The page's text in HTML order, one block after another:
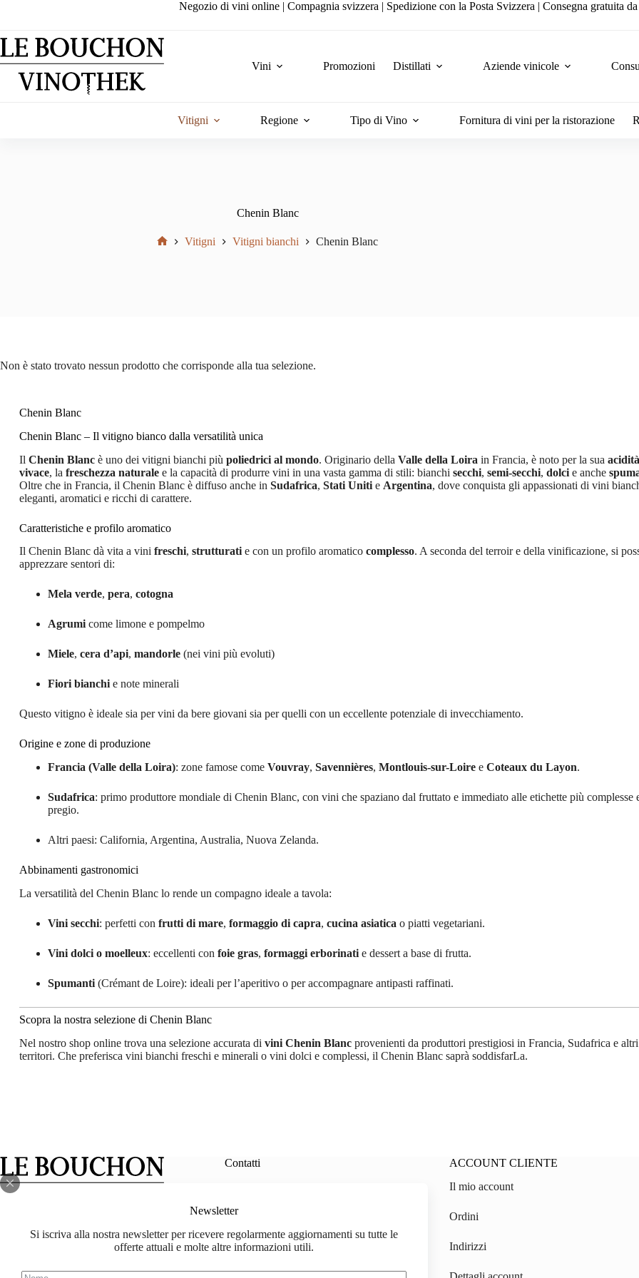
Newsletter
Si iscriva alla nostra newsletter per ricevere regolarmente aggiornamenti su tutte le
offerte attuali e molte altre informazioni utili.
Negozio di vini online | Compagnia svizzera | Spedizione con la Posta Svizzera | Consegna gratuita
Vini Promozioni Distillati Aziende vinicole
Vitigni Regione Tipo di Vino Fornitura di vini per la ristorazione
Chenin Blanc
Vitigni Vitigni bianchi Chenin Blanc
Non è stato trovato nessun prodotto che corrisponde alla tua selezione.
Chenin Blanc
Chenin Blanc – Il vitigno bianco dalla versatilità unica
Il Chenin Blancè uno dei vitigni bianchi più poliedrici al mondo. Originario della Valle della Loira in Francia, è noto per la sua acidità
vivace, la freschezza naturalee la capacità di produrre vini in una vasta gamma di stili: bianchi secchi, semi-secchi, dolcie anche
Oltre che in Francia, il Chenin Blanc è diffuso anche in Sudafrica, Stati Unitie Argentina, dove conquista gli appassionati di vini
eleganti, aromatici e ricchi di carattere.
Caratteristiche e profilo aromatico
Il Chenin Blanc dà vita a vini freschi, strutturatie con un profilo aromatico complesso. A seconda del terroir e della vinificazione, si
apprezzare sentori di:
Mela verde, pera, cotogna
Agrumicome limone e pompelmo
Miele, cera d’api, mandorle(nei vini più evoluti)
Fiori bianchie note minerali
Questo vitigno è ideale sia per vini da bere giovani sia per quelli con un eccellente potenziale di invecchiamento.
Origine e zone di produzione
Francia (Valle della Loira): zone famose come Vouvray, Savennières, Montlouis-sur-Loiree Coteaux du Layon.
Sudafrica: primo produttore mondiale di Chenin Blanc, con vini che spaziano dal fruttato e immediato alle etichette più complesse
pregio.
Altri paesi: California, Argentina, Australia, Nuova Zelanda.
Abbinamenti gastronomici
La versatilità del Chenin Blanc lo rende un compagno ideale a tavola:
Vini secchi: perfetti con frutti di mare, formaggio di capra, cucina asiatica o piatti vegetariani.
Vini dolci o moelleux: eccellenti con foie gras, formaggi erborinatie dessert a base di frutta.
Spumanti(Crémant de Loire): ideali per l’aperitivo o per accompagnare antipasti raffinati.
Scopra la nostra selezione di Chenin Blanc
Nel nostro shop online trova una selezione accurata di vini Chenin Blancprovenienti da produttori prestigiosi in Francia, Sudafrica e altri
territori. Che preferisca vini bianchi freschi e minerali o vini dolci e complessi, il Chenin Blanc saprà soddisfarLa.
Facebook
Instagram
Contatti
lebouchon.ch@gmail.com
ACCOUNT CLIENTE
Il mio account
Ordini
Indirizzi